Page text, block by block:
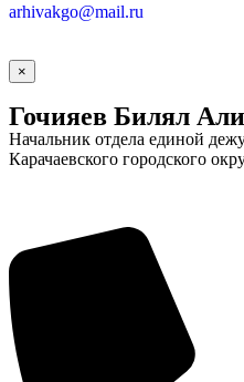
arhivakgo@mail.ru
×
Гочияев Билял
Начальник отдела единой
Карачаевского городского